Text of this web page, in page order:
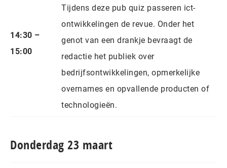
14:30 –
15:00
Tijdens deze pub quiz passeren ict-
ontwikkelingen de revue. Onder het
genot van een drankje bevraagt de
redactie het publiek over
bedrijfsontwikkelingen, opmerkelijke
overnames en opvallende producten of
technologieën.
Donderdag 23 maart